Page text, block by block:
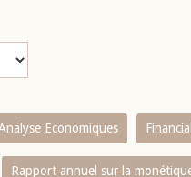
Economiques
Rapport annuel sur la